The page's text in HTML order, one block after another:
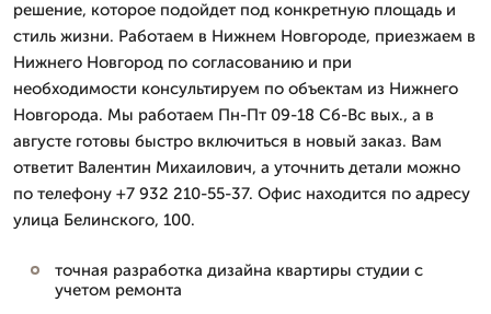
решение, которое подойдет под конкретную площадь и
стиль жизни. Работаем в Нижнем Новгороде, приезжаем в
Нижнего Новгород по согласованию и при
необходимости консультируем по объектам из Нижнего
Новгорода. Мы работаем Пн-Пт 09-18 Сб-Вс вых., а в
августе готовы быстро включиться в новый заказ. Вам
ответит Валентин Михаилович, а уточнить детали можно
по телефону +7 932 210-55-37. Офис находится по адресу
улица Белинского, 100.
точная разработка дизайна квартиры студии с
учетом ремонта